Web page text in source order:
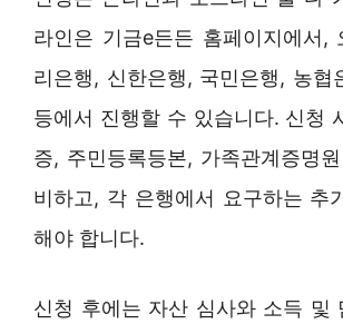
라인은 기금e든든 홈페이지에서,
리은행, 신한은행, 국민은행, 농협
등에서 진행할 수 있습니다. 신청
증, 주민등록등본, 가족관계증명
비하고, 각 은행에서 요구하는 추
해야 합니다.
신청 후에는 자산 심사와 소득 및